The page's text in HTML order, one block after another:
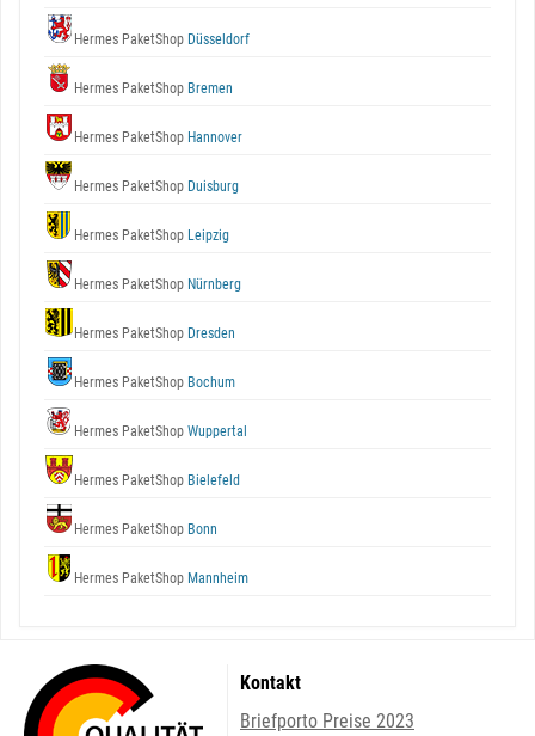
Hermes PaketShop Düsseldorf
Hermes PaketShop Bremen
Hermes PaketShop Hannover
Hermes PaketShop Duisburg
Hermes PaketShop Leipzig
Hermes PaketShop Nürnberg
Hermes PaketShop Dresden
Hermes PaketShop Bochum
Hermes PaketShop Wuppertal
Hermes PaketShop Bielefeld
Hermes PaketShop Bonn
Hermes PaketShop Mannheim
Kontakt
Briefporto Preise 2023